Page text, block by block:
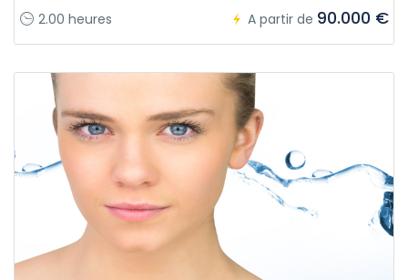
2.00 heures A partir de 90.000 €